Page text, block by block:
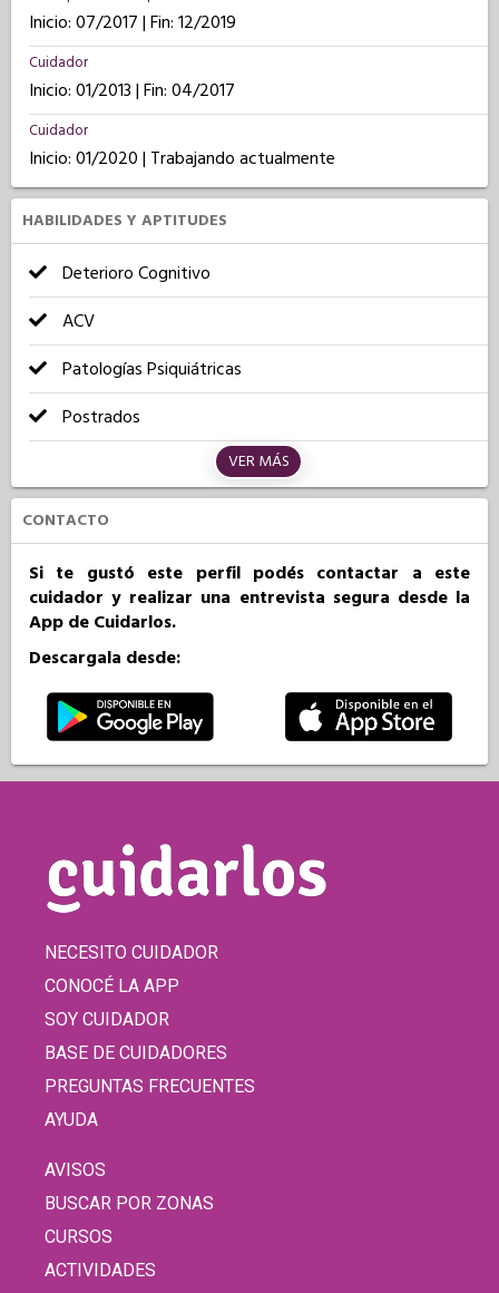
Inicio: 07/2017 | Fin: 12/2019
Cuidador
Inicio: 01/2013 | Fin: 04/2017
Cuidador
Inicio: 01/2020 | Trabajando actualmente
HABILIDADES Y APTITUDES
Deterioro Cognitivo
ACV
Patologías Psiquiátricas
Postrados
VER MÁS
CONTACTO
Si te gustó este perfil podés contactar a este
cuidador y realizar una entrevista segura desde la
App de Cuidarlos.
Descargala desde:
NECESITO CUIDADOR
CONOCÉ LA APP
SOY CUIDADOR
BASE DE CUIDADORES
PREGUNTAS FRECUENTES
AYUDA
AVISOS
BUSCAR POR ZONAS
CURSOS
ACTIVIDADES